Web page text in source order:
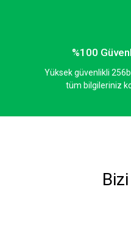
%100
Yüksek güvenlikli
tüm bilgileriniz